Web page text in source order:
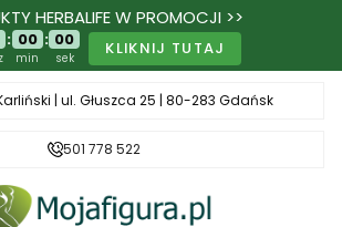
HERBALIFE W PROMOCJI >>
: 00
min
: 00
sek KLIKNIJ TUTAJ
| ul. Głuszca 25 | 80-283 Gdańsk
501 778 522